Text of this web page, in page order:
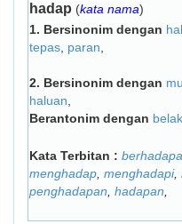
hadap (kata nama)
1. Bersinonim dengan
tepas paran
2. Bersinonim dengan
haluan
Berantonim dengan
Kata Terbitan :
menghadap menghadapi,
penghadapan hadapan